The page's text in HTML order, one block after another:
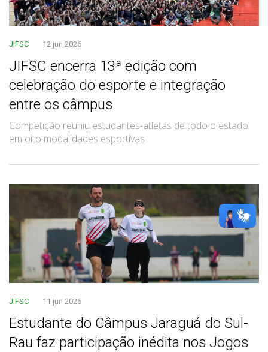
JIFSC 12 jun 2026
JIFSC encerra 13ª edição com
celebração do esporte e integração
entre os câmpus
Competição reuniu estudantes-atletas de todo o estado
em oito modalidades esportivas
JIFSC 11 jun 2026
Estudante do Câmpus Jaraguá do Sul-
Rau faz participação inédita nos Jogos